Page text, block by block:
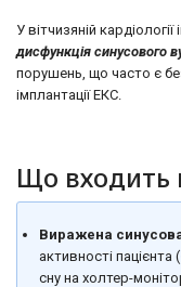
У вітчизяній
дисфункція синусового
порушень, що часто є
імплантації ЕКС.
Що входить
Виражена
активності
сну на холтер-